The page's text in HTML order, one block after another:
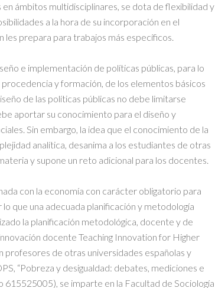
ámbitos multidisciplinares, se dota de flexibilidad y
a la hora de su incorporación en el
les prepara para trabajos más específicos.
e implementación de políticas públicas, para lo
y formación, de los elementos básicos
de las políticas públicas no debe limitarse
aportar su conocimiento para el diseño y
Sin embargo, la idea que el conocimiento de la
analítica, desanima a los estudiantes de otras
y supone un reto adicional para los docentes.
con la economía con carácter obligatorio para
que una adecuada planificación y metodología
la planificación metodológica, docente y de
docente Teaching Innovation for Higher
profesores de otras universidades españolas y
“Pobreza y desigualdad: debates, mediciones e
615525005), se imparte en la Facultad de Sociología